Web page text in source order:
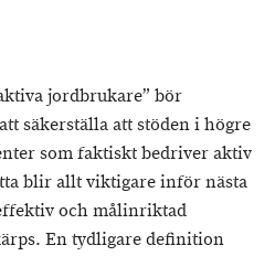
jordbrukare” bör
säkerställa att stöden i högre
som faktiskt bedriver aktiv
blir allt viktigare inför nästa
och målinriktad
En tydligare definition